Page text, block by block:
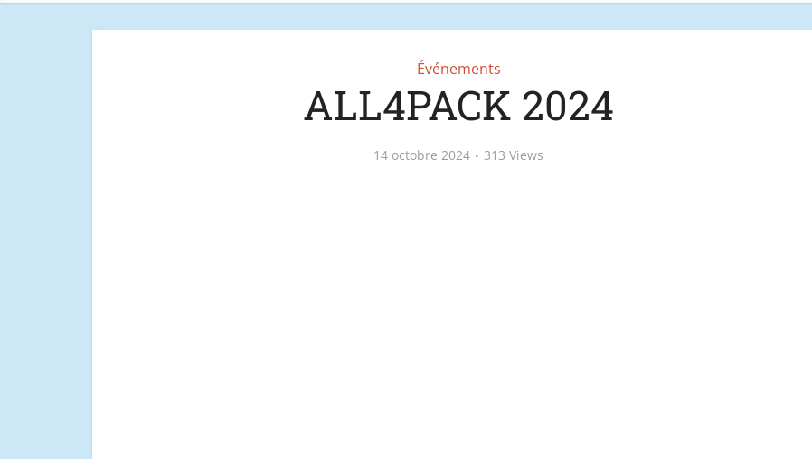
Événements
ALL4PACK 2024
14 octobre 2024 313 Views